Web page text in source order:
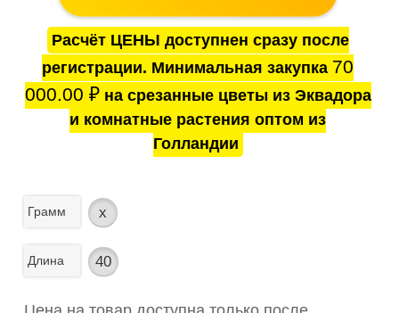
Расчёт ЦЕНЫ доступнен сразу после
регистрации. Минимальная закупка 70
000.00 ₽на срезанные цветы из Эквадора
и комнатные растения оптом из
Голландии
Грамм x
Длина 40